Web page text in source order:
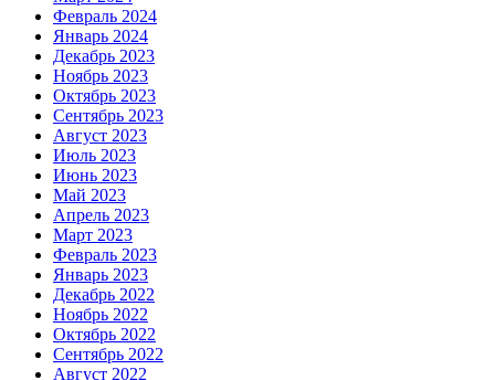
Февраль 2024
Январь 2024
Декабрь 2023
Ноябрь 2023
Октябрь 2023
Сентябрь 2023
Август 2023
Июль 2023
Июнь 2023
Май 2023
Апрель 2023
Март 2023
Февраль 2023
Январь 2023
Декабрь 2022
Ноябрь 2022
Октябрь 2022
Сентябрь 2022
Август 2022